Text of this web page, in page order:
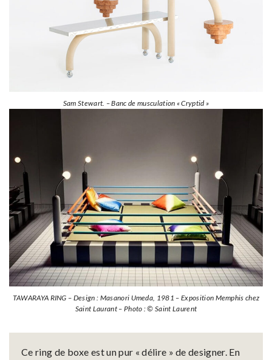
Sam Stewart. – Banc de musculation « Cryptid »
TAWARAYA RING – Design : Masanori Umeda, 1981 – Exposition Memphis chez
Saint Laurant – Photo : © Saint Laurent
Ce ring de boxe est un pur « délire » de designer. En